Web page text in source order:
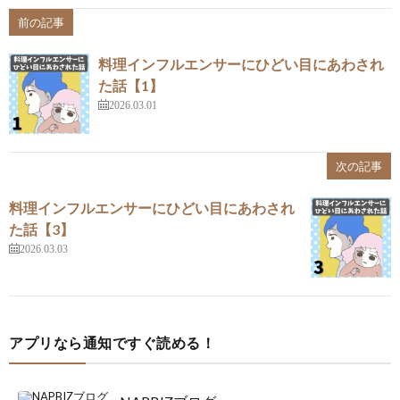
前の記事
料理インフルエンサーにひどい目にあわされ
た話【1】
2026.03.01
次の記事
料理インフルエンサーにひどい目にあわされ
た話【3】
2026.03.03
アプリなら通知ですぐ読める！